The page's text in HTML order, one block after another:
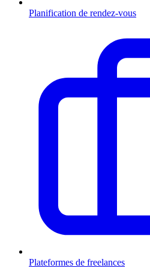
Planification de rendez-vous
Plateformes de freelances